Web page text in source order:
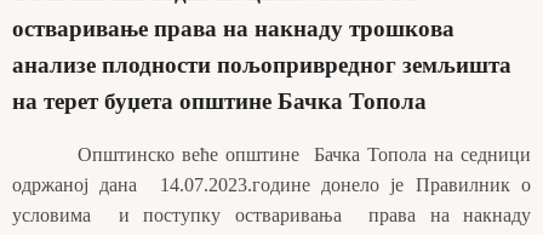
остваривање права на накнаду трошкова
анализе плодности пољопривредног земљишта
на терет буџета општине Бачка Топола
Општинско веће општине Бачка Топола на седници
одржаној дана 14.07.2023.године донело је Правилник о
условима и поступку остваривања права на накнаду